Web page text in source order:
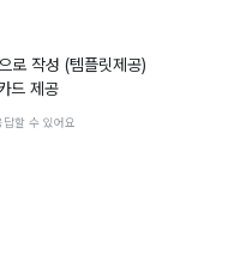
로 작성 (템플릿제공)
드 제공
할 수 있어요